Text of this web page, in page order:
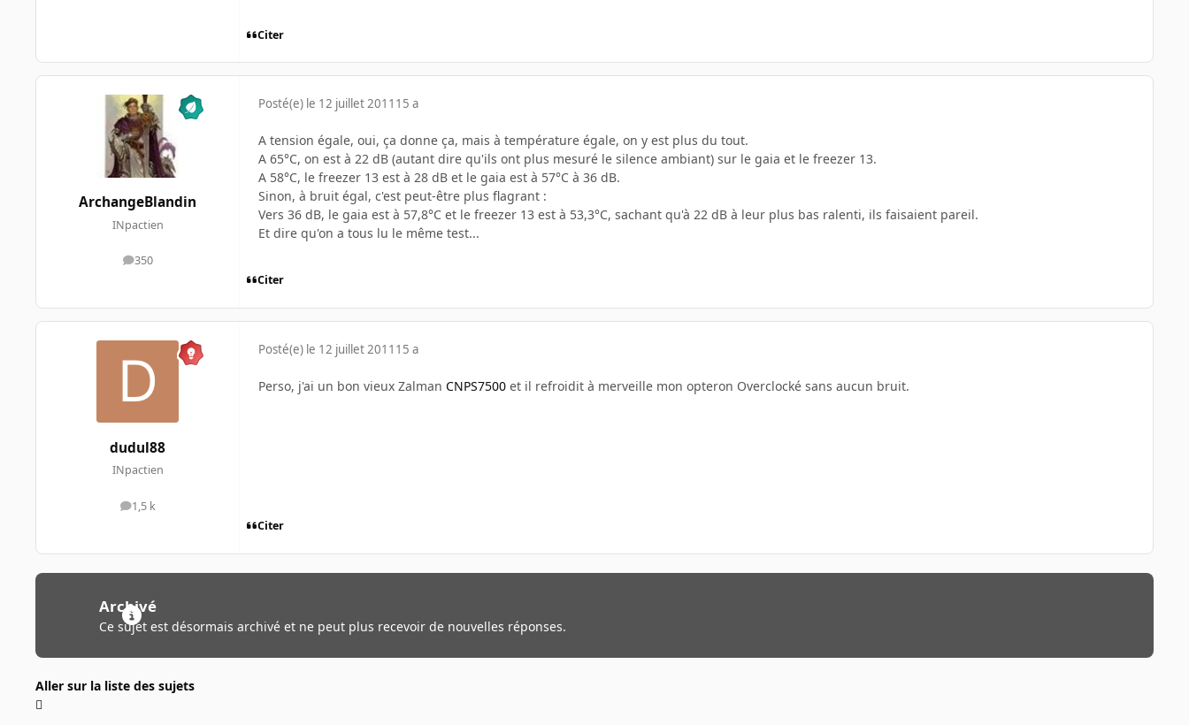
Citer
ArchangeBlandin
INpactien
350
messages
Posté(e) le 12 juillet 2011 15 a
A tension égale, oui, ça donne ça, mais à température égale, on y est plus du tout.
A 65°C, on est à 22 dB (autant dire qu'ils ont plus mesuré le silence ambiant) sur le gaia et le freezer 13.
A 58°C, le freezer 13 est à 28 dB et le gaia est à 57°C à 36 dB.
Sinon, à bruit égal, c'est peut-être plus flagrant :
Vers 36 dB, le gaia est à 57,8°C et le freezer 13 est à 53,3°C, sachant qu'à 22 dB à leur plus bas ralenti, ils faisaient pareil.
Et dire qu'on a tous lu le même test...
Citer
dudul88
INpactien
1,5 k
messages
Posté(e) le 12 juillet 2011 15 a
Perso, j'ai un bon vieux Zalman CNPS7500 et il refroidit à merveille mon opteron Overclocké sans aucun bruit.
Citer
Archivé
Ce sujet est désormais archivé et ne peut plus recevoir de nouvelles réponses.
Aller sur la liste des sujets